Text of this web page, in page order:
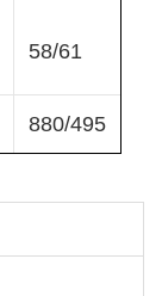
58/61
880/495